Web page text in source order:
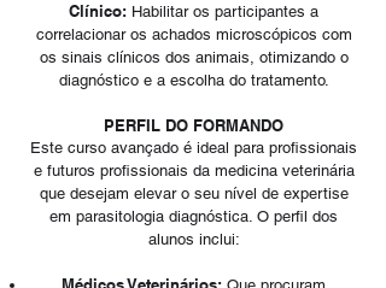
Clínico: Habilitar os participantes a
correlacionar os achados microscópicos com
os sinais clínicos dos animais, otimizando o
diagnóstico e a escolha do tratamento.
PERFIL DO FORMANDO
Este curso avançado é ideal para profissionais
e futuros profissionais da medicina veterinária
que desejam elevar o seu nível de expertise
em parasitologia diagnóstica. O perfil dos
alunos inclui: